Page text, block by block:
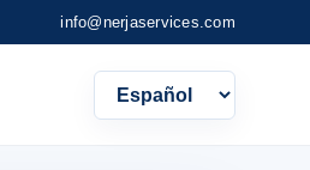
info@nerjaservices.com